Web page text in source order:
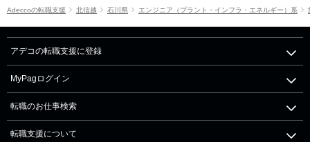
Adeccoの転職支援 北信越 石川県 エンジニア（プラント・インフラ・エネルギー）系
アデコの転職支援に登録
MyPagログイン
転職のお仕事検索
転職支援について